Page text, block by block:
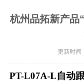
杭州品拓新产品
更新时间
PT-L07A-L自动